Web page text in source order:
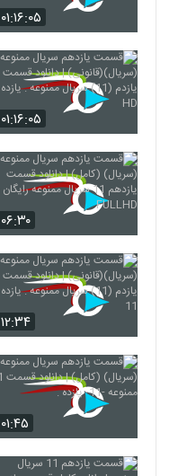
۰۱:۱۶:۰۵
۰۱:۱۶:۰۵
۰۶:۳۰
۱۲:۳۴
۰۱:۴۵